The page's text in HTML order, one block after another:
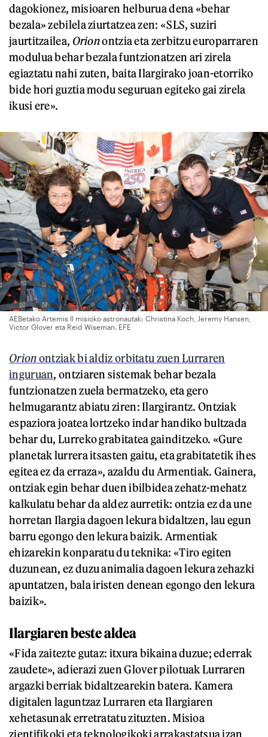
dagokionez, misioaren helburua dena «behar
bezala» zebilela ziurtatzea zen: «SLS, suziri
jaurtitzailea, Orionontzia eta zerbitzu europarraren
modulua behar bezala funtzionatzen ari zirela
egiaztatu nahi zuten, baita Ilargirako joan-etorriko
bide hori guztia modu seguruan egiteko gai zirela
ikusi ere».
AEBetako Artemis II misioko astronautak: Christina Koch, Jeremy Hansen,
Victor Glover eta Reid Wiseman. EFE
Orionontziak bi aldiz orbitatu zuen Lurraren
inguruan, ontziaren sistemak behar bezala
funtzionatzen zuela bermatzeko, eta gero
helmugarantz abiatu ziren: Ilargirantz. Ontziak
espaziora joatea lortzeko indar handiko bultzada
behar du, Lurreko grabitatea gainditzeko. «Gure
planetak lurrera itsasten gaitu, eta grabitatetik ihes
egitea ez da erraza», azaldu du Armentiak. Gainera,
ontziak egin behar duen ibilbidea zehatz-mehatz
kalkulatu behar da aldez aurretik: ontzia ez da une
horretan Ilargia dagoen lekura bidaltzen, lau egun
barru egongo den lekura baizik. Armentiak
ehizarekin konparatu du teknika: «Tiro egiten
duzunean, ez duzu animalia dagoen lekura zehazki
apuntatzen, bala iristen denean egongo den lekura
baizik».
Ilargiaren beste aldea
«Fida zaitezte gutaz: itxura bikaina duzue; ederrak
zaudete», adierazi zuen Glover pilotuak Lurraren
argazki berriak bidaltzearekin batera. Kamera
digitalen laguntzaz Lurraren eta Ilargiaren
xehetasunak erretratatu zituzten. Misioa
zientifikoki eta teknologikoki arrakastatsua izan